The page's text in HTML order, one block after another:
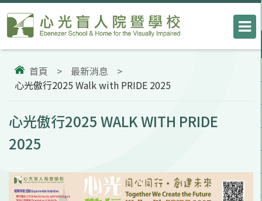
首頁 > 最新消息
>
心光傲行2025 Walk with PRIDE 2025
心光傲行2025 WALK WITH PRIDE
2025